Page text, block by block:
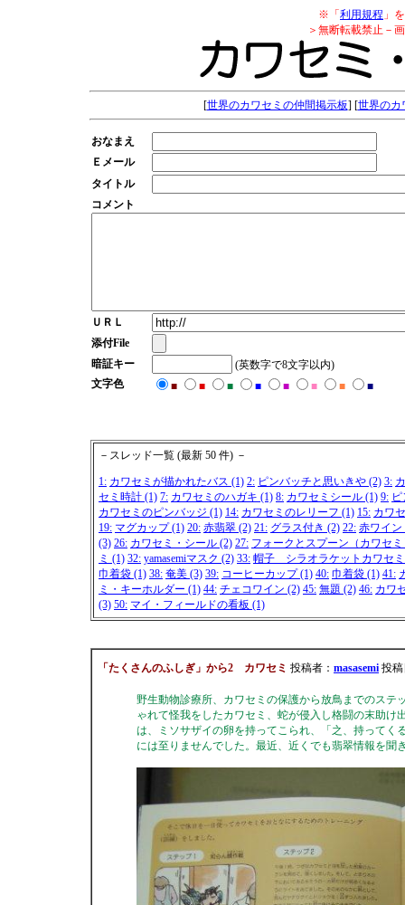
※「 利用規程 」
＞無断転載禁止－
[世界のカワセミの仲間掲示板] [世界のカ
おなまえ
Ｅメール
タイトル
コメント
ＵＲＬ
添付File
暗証キー
(英数字で8文字以内)
文字色
■ ■ ■ ■ ■ ■ ■ ■
－スレッド一覧 (最新 50 件) －
1: カワセミが描かれたバス (1) 2: ピンバッチと思いきや (2) 3:
セミ時計 (1) 7: カワセミのハガキ (1) 8: カワセミシール (1) 9:
カワセミのピンバッジ (1) 14: カワセミのレリーフ (1) 15: カワ
19: マグカップ (1) 20: 赤翡翠 (2) 21: グラス付き (2) 22: 赤ワイン
(3) 26: カワセミ・シール (2) 27: フォークとスプーン（カワセミ
ミ (1) 32: yamasemiマスク (2) 33: 帽子 シラオラケットカワセ
巾着袋 (1) 38: 奄美 (3) 39: コーヒーカップ (1) 40: 巾着袋 (1) 41:
ミ・キーホルダー (1) 44: チェコワイン (2) 45: 無題 (2) 46: カワ
(3) 50: マイ・フィールドの看板 (1)
「たくさんのふしぎ」から2 カワセミ 投稿者： masasemi 投稿
野生動物診療所、カワセミの保護から放鳥までのステ
ゃれて怪我をしたカワセミ、蛇が侵入し格闘の末助
は、ミソサザイの卵を持ってこられ、「之、持ってく
には至りませんでした。最近、近くでも翡翠情報を